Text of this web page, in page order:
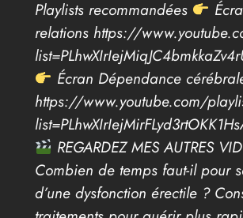
Playlists recommandées
relations https://
Écran Dépendance
https://www.youtube.com/
REGARDEZ MES AUTRES
Combien de temps faut-il pour
d’une dysfonction érectile ?